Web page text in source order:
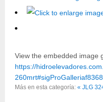
View the embedded image
https://
Más en esta categoría: « JLG